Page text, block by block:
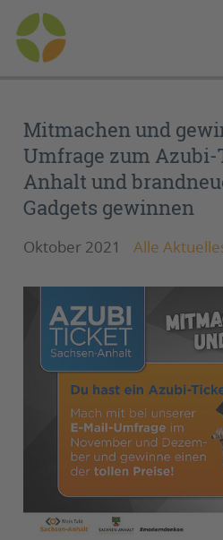
Mitmachen und
Umfrage zum
Anhalt und
Gadgets gewinnen
Oktober 2021 Alle